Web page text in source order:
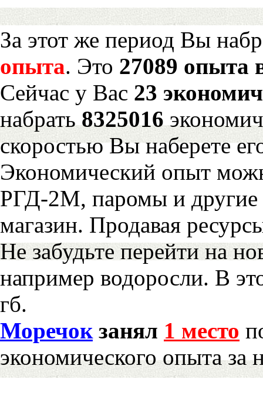
За этот же период Вы
опыта. Это 27089 опыта
Сейчас у Вас 23
набрать8325016
скоростью Вы наберете
Экономический опыт
РГД-2М, паромы и другие
магазин. Продавая
Не забудьте перейти на
например водоросли. В
гб.
Моречокзанял 1 место
экономического опыта за